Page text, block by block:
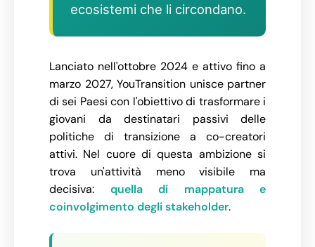
ecosistemi che li circondano.
Lanciato nell'ottobre 2024 e attivo fino a
marzo 2027, YouTransition unisce partner
di sei Paesi con l'obiettivo di trasformare i
giovani da destinatari passivi delle
politiche di transizione a co-creatori
attivi. Nel cuore di questa ambizione si
trova un'attività meno visibile ma
decisiva: quella di mappatura e
coinvolgimento degli stakeholder.